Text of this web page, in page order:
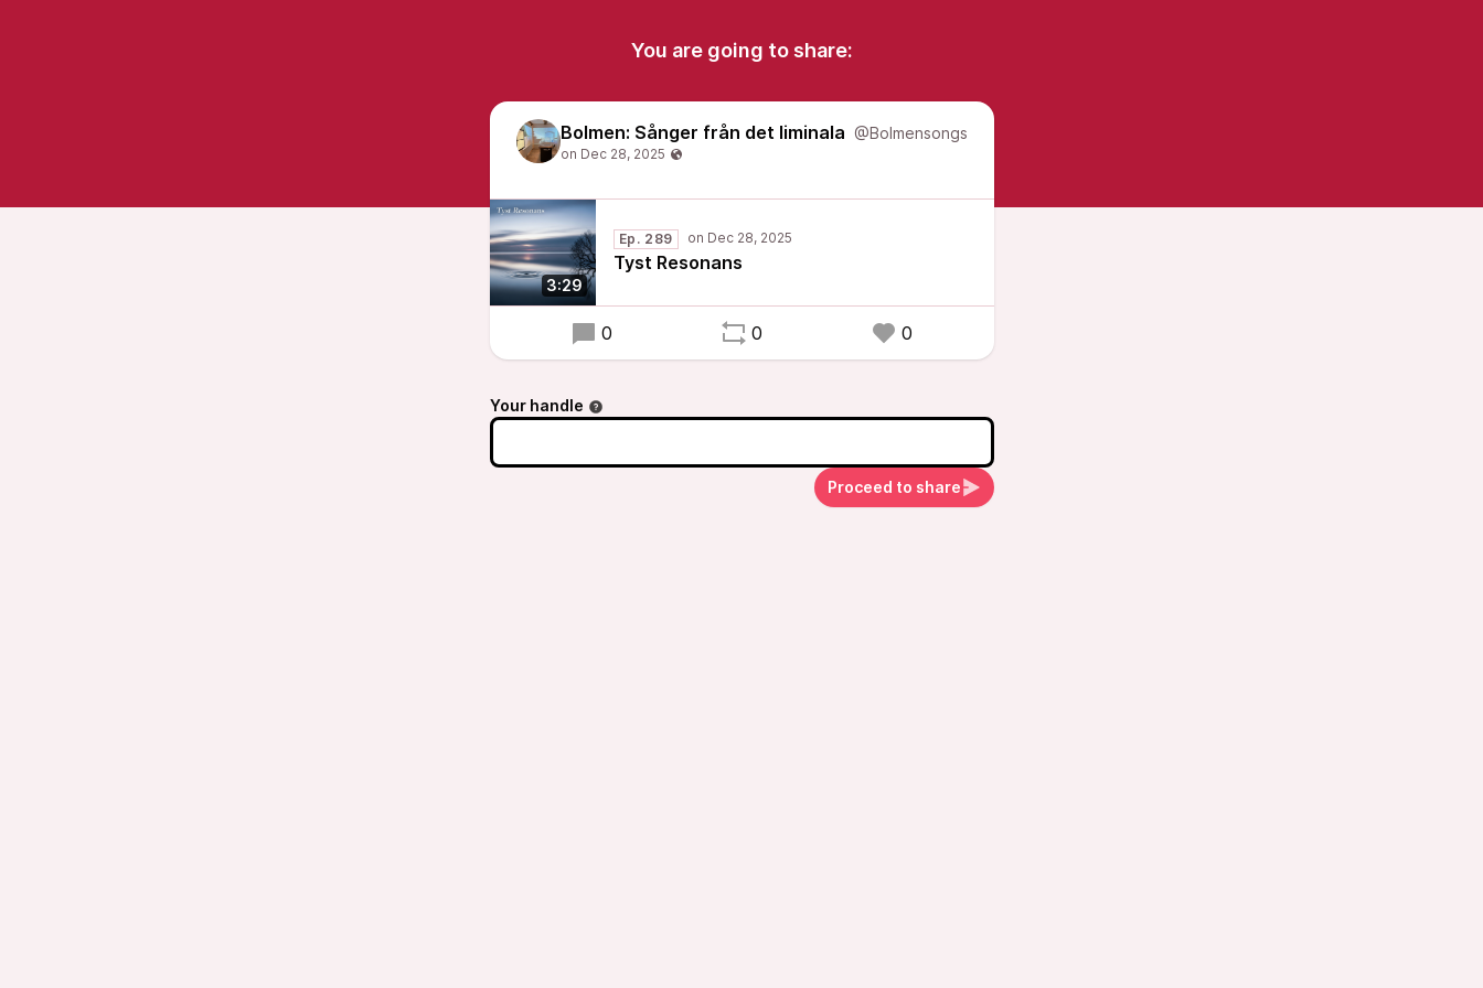
You are going to share:
Bolmen: Sånger från det liminala @Bolmensongs
3:29
Ep. 289
Tyst Resonans
0 0 0
Your handle
Proceed to share